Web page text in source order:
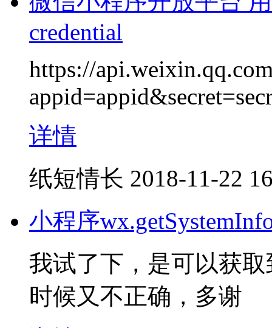
credential
https://
详情
纸短情长 2018-11-22
小程序
我试了下，是可以获
时候又不正确，多谢